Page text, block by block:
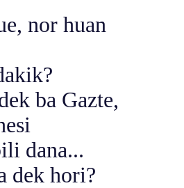
nor huan
ba Gazte,
dana...
dek hori?